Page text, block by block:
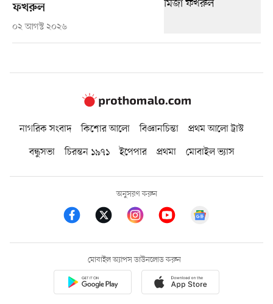
ফখরুল
০২ আগস্ট ২০২৬
নাগরিক সংবাদ কিশোর আলো বিজ্ঞানচিন্তা
প্রথম আলো ট্রাস্ট
বন্ধুসভা
চিরন্তন ১৯৭১ ইপেপার প্রথমা মোবাইল ভ্যাস
অনুসরণ করুন
মোবাইল অ্যাপস ডাউনলোড করুন